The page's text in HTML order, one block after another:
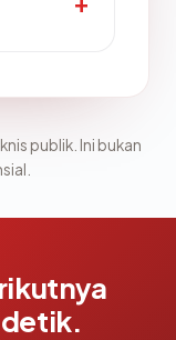
publik. Ini bukan